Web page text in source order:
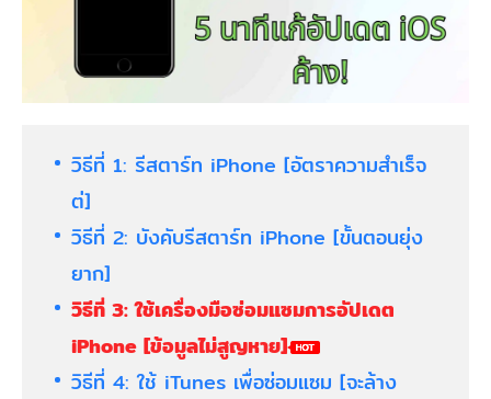
วิธีที่ 1: รีสตาร์ท iPhone [อัตราความสำเร็จ
ต่]
วิธีที่ 2: บังคับรีสตาร์ท iPhone [ขั้นตอนยุ่ง
ยาก]
วิธีที่ 3: ใช้เครื่องมือซ่อมแซมการอัปเดต
iPhone [ข้อมูลไม่สูญหาย]
วิธีที่ 4: ใช้ iTunes เพื่อซ่อมแซม [จะล้าง